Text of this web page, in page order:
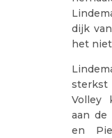
dijk
het
Volley
aan de
en